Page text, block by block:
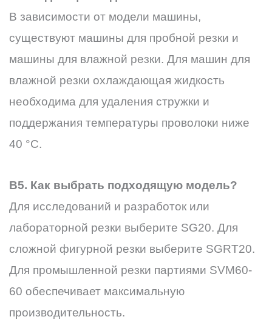
В зависимости от модели машины,
существуют машины для пробной резки и
машины для влажной резки. Для машин для
влажной резки охлаждающая жидкость
необходима для удаления стружки и
поддержания температуры проволоки ниже
40 °C.
В5. Как выбрать подходящую модель?
Для исследований и разработок или
лабораторной резки выберите SG20. Для
сложной фигурной резки выберите SGRT20.
Для промышленной резки партиями SVM60-
60 обеспечивает максимальную
производительность.